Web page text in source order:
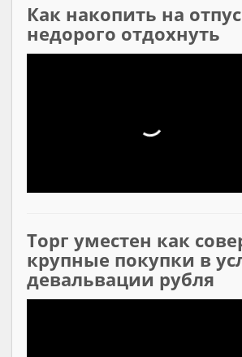
Как накопить на
недорого отдохнуть
Торг уместен как
крупные покупки в
девальвации рубля